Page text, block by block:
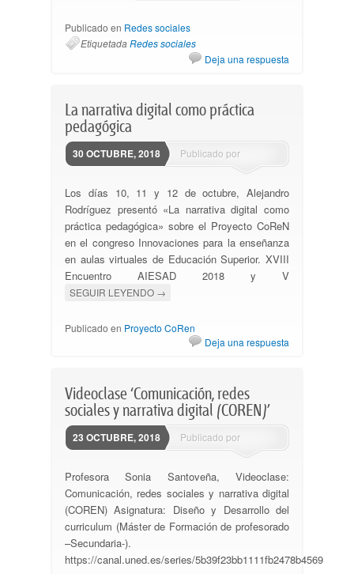
Publicado en Redes sociales
EtiquetadaRedes sociales
Deja una respuesta
La narrativa digital como práctica
pedagógica
30 OCTUBRE, 2018
Publicado por
Los días 10, 11 y 12 de octubre, Alejandro
Rodríguez presentó «La narrativa digital como
práctica pedagógica» sobre el Proyecto CoReN
en el congreso Innovaciones para la enseñanza
en aulas virtuales de Educación Superior. XVIII
Encuentro AIESAD 2018 y V
SEGUIR LEYENDO →
Publicado en Proyecto CoRen
Deja una respuesta
Videoclase ‘Comunicación, redes
sociales y narrativa digital (COREN)’
23 OCTUBRE, 2018
Publicado por
Profesora Sonia Santoveña, Videoclase:
Comunicación, redes sociales y narrativa digital
(COREN) Asignatura: Diseño y Desarrollo del
curriculum (Máster de Formación de profesorado
–Secundaria-).
https://canal.uned.es/series/5b39f23bb1111fb2478b4569